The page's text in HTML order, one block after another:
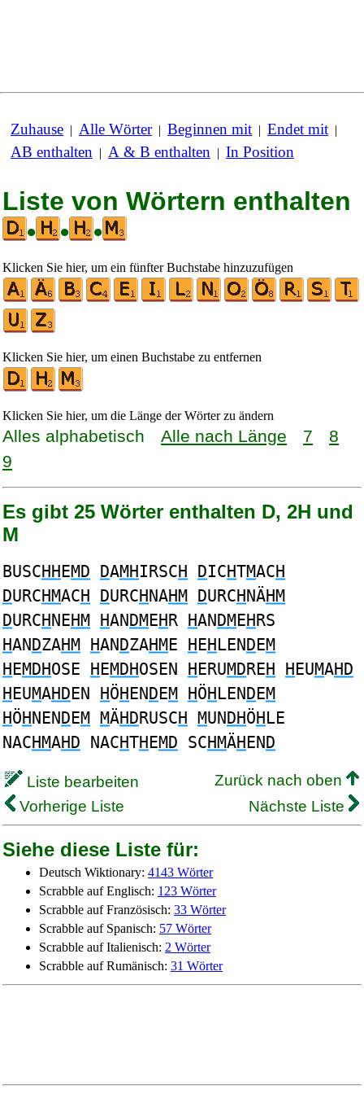
Zuhause | Alle Wörter| Beginnen mit | Endet mit |
AB enthalten | A & B enthalten | In Position
Liste von Wörtern enthalten
•
• •
Klicken Sie hier, um ein fünfter Buchstabe hinzuzufügen
Klicken Sie hier, um einen Buchstabe zu entfernen
Klicken Sie hier, um die Länge der Wörter zu ändern
Alles alphabetisch Alle nach Länge 7
8
9
Es gibt 25 Wörter enthalten D, 2H und
M
BUSCHHEMD DAMHIRSCH DICHTMACH
DURCHMACH DURCHNAHM DURCHNÄHM
DURCHNEHM HANDMEHR HANDMEHRS
HANDZAHM HANDZAHME HEHLENDEM
HEMDHOSE HEMDHOSEN HERUMDREH HEUMAHD
HEUMAHDEN HÖHENDEM HÖHLENDEM
HÖHNENDEM MÄHDRUSCH MUNDHÖHLE
NACHMAHD NACHTHEMD SCHMÄHEND
Liste bearbeiten
Zurück nach oben
Vorherige Liste
Nächste Liste
Siehe diese Liste für:
Deutsch Wiktionary: 4143 Wörter
Scrabble auf Englisch: 123 Wörter
Scrabble auf Französisch: 33 Wörter
Scrabble auf Spanisch: 57 Wörter
Scrabble auf Italienisch: 2 Wörter
Scrabble auf Rumänisch: 31 Wörter